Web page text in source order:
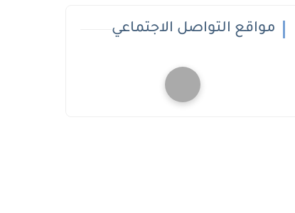
مواقع التواصل الاجتماعي